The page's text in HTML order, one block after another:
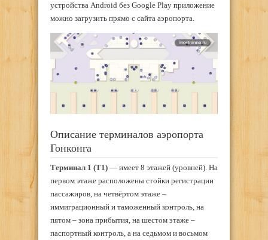
устройства Android без Google Play приложение
можно загрузить прямо с сайта аэропорта.
Описание терминалов аэропорта
Гонконга
Терминал 1 (Т1) — имеет 8 этажей (уровней). На
первом этаже расположены стойки регистрации
пассажиров, на четвёртом этаже –
иммиграционный и таможенный контроль, на
пятом – зона прибытия, на шестом этаже –
паспортный контроль, а на седьмом и восьмом